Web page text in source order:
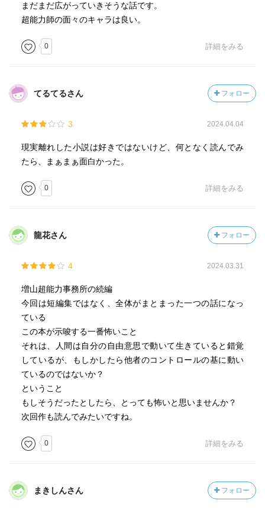
まだまだ広がっていきそうな話です。
超能力師の面々のキャラは良い。
0 詳細をみる
てるてるさん フォロー
3 2024.04.04
現実離れした小説は好きではないけど、何となく読んでみ
たら、まぁまぁ面白かった。
0 詳細をみる
龍花さん フォロー
4 2024.03.31
増山超能力事務所の続編
今回は短編集ではなく、全体がまとまった一つの話になっ
ている
この本が示唆する一番怖いこと
それは、人間は自分の自由意思で動いて生きていると錯覚
しているが、もしかしたら他者のコントロールの基に動い
ているのではないか？
ということ
もしそうだったとしたら、とっても怖いと思いませんか？
次回作も読んでみたいですね。
0 詳細をみる
まきしんさん フォロー